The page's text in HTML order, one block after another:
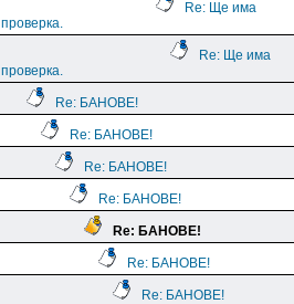
Re: Ще има
проверка.
Re: Ще има
проверка.
Re: БАНОВЕ!
Re: БАНОВЕ!
Re: БАНОВЕ!
Re: БАНОВЕ!
Re: БАНОВЕ!
Re: БАНОВЕ!
Re: БАНОВЕ!